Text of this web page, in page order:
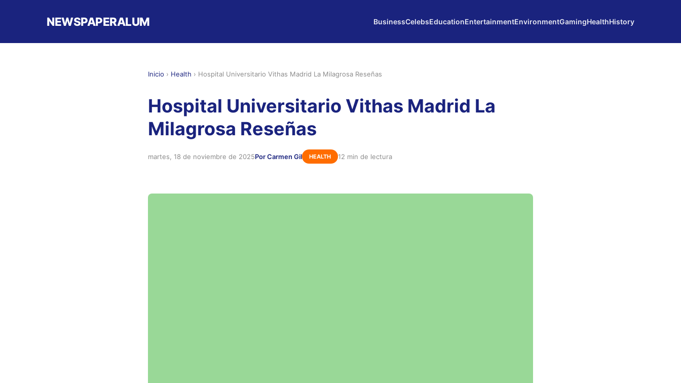
NEWSPAPERALUM BusinessCelebsEducationEntertainmentEnvironmentGamingHealthHistory
Inicio › Health › Hospital Universitario Vithas Madrid La Milagrosa Reseñas
Hospital Universitario Vithas Madrid La
Milagrosa Reseñas
martes, 18 de noviembre de 2025Por Carmen Gil HEALTH 12 min de lectura